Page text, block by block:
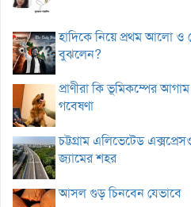
হাদিকে নিয়ে প্রথম আলো ও
বুঝলেন?
প্রাণীরা কি ভূমিকম্পের
গবেষণা
চট্টগ্রাম এলিভেটেড
জ্যামের শহর
আসল গুড় চিনবেন যেভাবে